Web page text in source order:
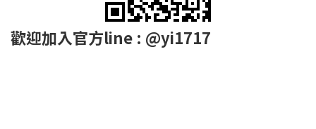
歡迎加入官方line : @yi1717